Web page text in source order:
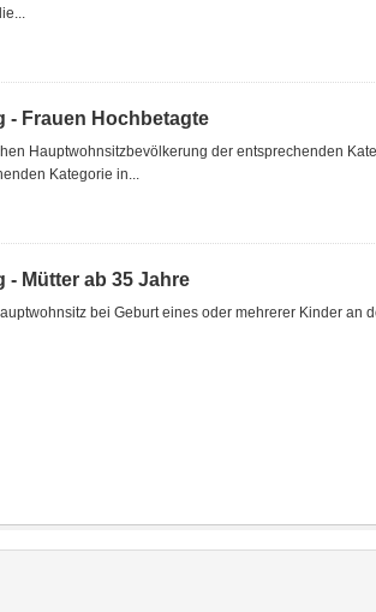
- Frauen Hochbetagte
Hauptwohnsitzbevölkerung der entsprechenden
Kategorie in...
- Mütter ab 35 Jahre
bei Geburt eines oder mehrerer Kinder an